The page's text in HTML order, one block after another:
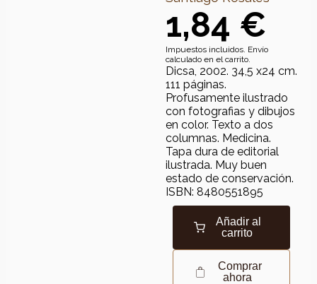
1,84 €
Impuestos incluidos. Envío
calculado en el carrito.
Dicsa, 2002. 34,5 x24 cm.
111 páginas.
Profusamente ilustrado
con fotografias y dibujos
en color. Texto a dos
columnas. Medicina.
Tapa dura de editorial
ilustrada. Muy buen
estado de conservación.
ISBN: 8480551895
Añadir al
carrito
Comprar
ahora